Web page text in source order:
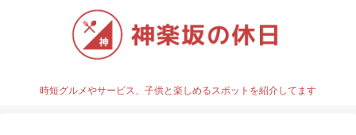
時短グルメやサービス、子供と楽しめるスポットを紹介してます